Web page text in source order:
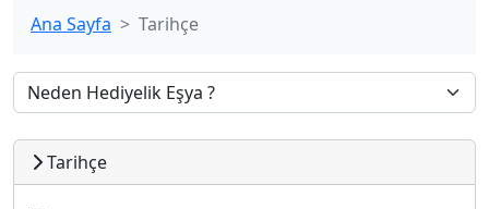
Ana Sayfa Tarihçe
Tarihçe